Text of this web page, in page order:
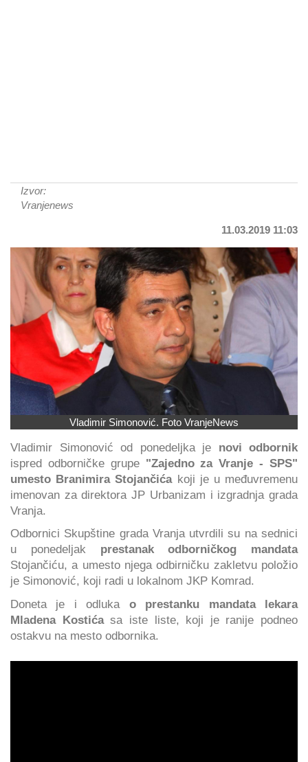
Izvor:
Vranjenews
11.03.2019 11:03
Vladimir Simonović. Foto VranjeNews
Vladimir Simonović od ponedeljka je novi odbornik
ispred odborničke grupe "Zajedno za Vranje - SPS"
umesto Branimira Stojančića koji je u međuvremenu
imenovan za direktora JP Urbanizam i izgradnja grada
Vranja.
Odbornici Skupštine grada Vranja utvrdili su na sednici
u ponedeljak prestanak odborničkog mandata
Stojančiću, a umesto njega odbirničku zakletvu položio
je Simonović, koji radi u lokalnom JKP Komrad.
Doneta je i odluka o prestanku mandata lekara
Mladena Kostićasa iste liste, koji je ranije podneo
ostakvu na mesto odbornika.